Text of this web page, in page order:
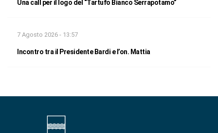
Una call per il logo del “Tartufo Bianco Serrapotamo”
7 Agosto 2026 - 13:57
Incontro tra il Presidente Bardi e l’on. Mattia